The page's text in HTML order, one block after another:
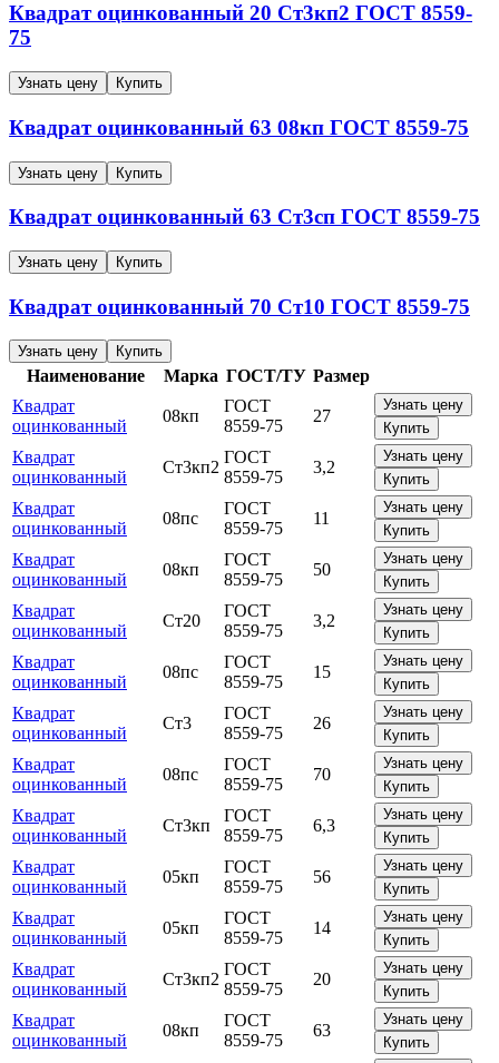
Квадрат оцинкованный 20 Ст3кп2 ГОСТ 8559-
75
Узнать цену Купить
Квадрат оцинкованный 63 08кп ГОСТ 8559-75
Узнать цену Купить
Квадрат оцинкованный 63 Ст3сп ГОСТ 8559-75
Узнать цену Купить
Квадрат оцинкованный 70 Ст10 ГОСТ 8559-75
Узнать цену Купить
Наименование Марка ГОСТ/ТУ Размер
Квадрат
оцинкованный
08кп
ГОСТ
8559-75
27
Узнать цену
Купить
Квадрат
оцинкованный
Ст3кп2
ГОСТ
8559-75
3,2
Узнать цену
Купить
Квадрат
оцинкованный
08пс
ГОСТ
8559-75
11
Узнать цену
Купить
Квадрат
оцинкованный
08кп
ГОСТ
8559-75
50
Узнать цену
Купить
Квадрат
оцинкованный
Ст20
ГОСТ
8559-75
3,2
Узнать цену
Купить
Квадрат
оцинкованный
08пс
ГОСТ
8559-75
15
Узнать цену
Купить
Квадрат
оцинкованный
Ст3
ГОСТ
8559-75
26
Узнать цену
Купить
Квадрат
оцинкованный
08пс
ГОСТ
8559-75
70
Узнать цену
Купить
Квадрат
оцинкованный
Ст3кп
ГОСТ
8559-75
6,3
Узнать цену
Купить
Квадрат
оцинкованный
05кп
ГОСТ
8559-75
56
Узнать цену
Купить
Квадрат
оцинкованный
05кп
ГОСТ
8559-75
14
Узнать цену
Купить
Квадрат
оцинкованный
Ст3кп2
ГОСТ
8559-75
20
Узнать цену
Купить
Квадрат
оцинкованный
08кп
ГОСТ
8559-75
63
Узнать цену
Купить